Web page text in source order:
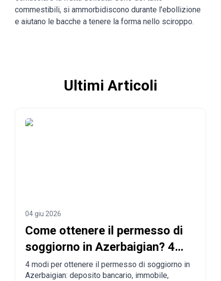
commestibili, si ammorbidiscono durante l'ebollizione
e aiutano le bacche a tenere la forma nello sciroppo.
Ultimi Articoli
04 giu 2026
Come ottenere il permesso di
soggiorno in Azerbaigian? 4
vie per legalizzarsi
4 modi per ottenere il permesso di soggiorno in
Azerbaigian: deposito bancario, immobile,